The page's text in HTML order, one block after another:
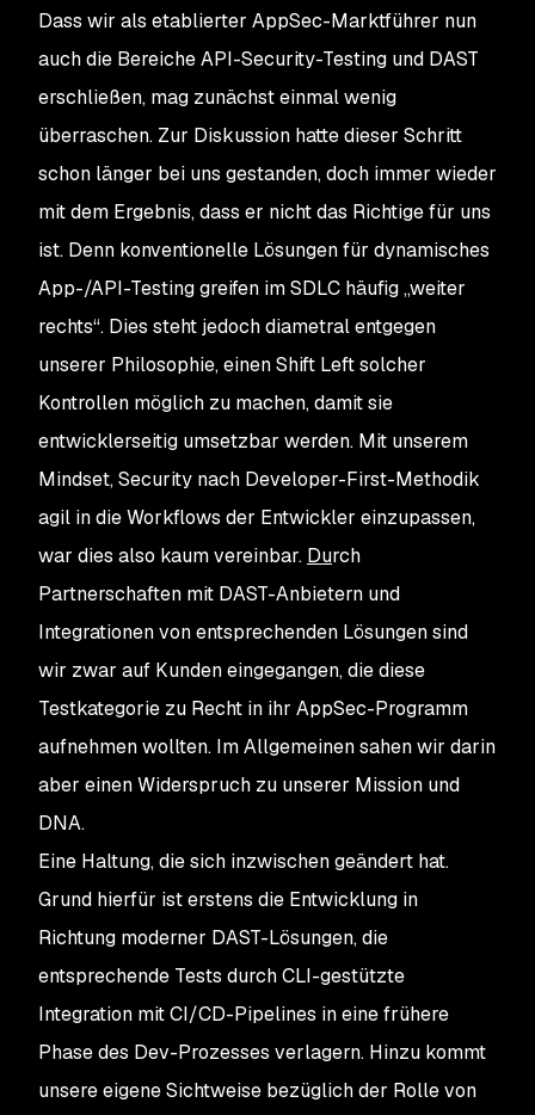
Dass wir als etablierter AppSec-Marktführer nun
auch die Bereiche API-Security-Testing und DAST
erschließen, mag zunächst einmal wenig
überraschen. Zur Diskussion hatte dieser Schritt
schon länger bei uns gestanden, doch immer wieder
mit dem Ergebnis, dass er nichtdas Richtige für uns
ist. Denn konventionelle Lösungen für dynamisches
App-/API-Testing greifen im SDLC häufig „weiter
rechts“. Dies steht jedoch diametral entgegen
unserer Philosophie, einen Shift Left solcher
Kontrollen möglich zu machen, damit sie
entwicklerseitig umsetzbar werden. Mit unserem
Mindset, Security nach Developer-First-Methodik
agil in die Workflows der Entwickler einzupassen,
war dies also kaum vereinbar. Durch
Partnerschaften mit DAST-Anbietern und
Integrationen von entsprechenden Lösungen sind
wir zwar auf Kunden eingegangen, die diese
Testkategorie zu Recht in ihr AppSec-Programm
aufnehmen wollten. Im Allgemeinen sahen wir darin
aber einen Widerspruch zu unserer Mission und
DNA.
Eine Haltung, die sich inzwischen geändert hat.
Grund hierfür ist erstens die Entwicklung in
Richtung moderner DAST-Lösungen, die
entsprechende Tests durch CLI-gestützte
Integration mit CI/CD-Pipelines in eine frühere
Phase des Dev-Prozesses verlagern. Hinzu kommt
unsere eigene Sichtweise bezüglich der Rolle von